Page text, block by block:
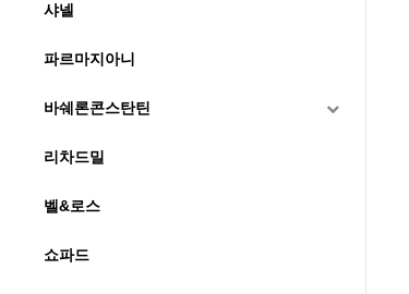
샤넬
파르마지아니
바쉐론콘스탄틴
리차드밀
벨&로스
쇼파드